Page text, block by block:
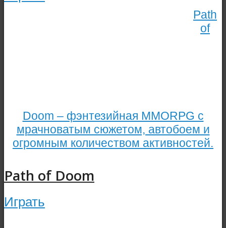
Path
of
Doom – фэнтезийная MMORPG с
мрачноватым сюжетом, автобоем и
огромным количеством активностей.
Path of Doom
Играть